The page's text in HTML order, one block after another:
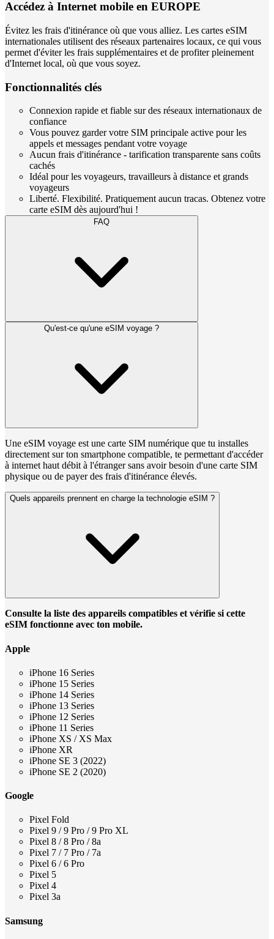
Accédez à Internet mobile en EUROPE
Évitez les frais d'itinérance où que vous alliez. Les cartes eSIM
internationales utilisent des réseaux partenaires locaux, ce qui vous
permet d'éviter les frais supplémentaires et de profiter pleinement
d'Internet local, où que vous soyez.
Fonctionnalités clés
Connexion rapide et fiable sur des réseaux internationaux de
confiance
Vous pouvez garder votre SIM principale active pour les
appels et messages pendant votre voyage
Aucun frais d'itinérance - tarification transparente sans coûts
cachés
Idéal pour les voyageurs, travailleurs à distance et grands
voyageurs
Liberté. Flexibilité. Pratiquement aucun tracas. Obtenez votre
carte eSIM dès aujourd'hui !
FAQ
Qu'est-ce qu'une eSIM voyage ?
Une eSIM voyage est une carte SIM numérique que tu installes
directement sur ton smartphone compatible, te permettant d'accéder
à internet haut débit à l'étranger sans avoir besoin d'une carte SIM
physique ou de payer des frais d'itinérance élevés.
Quels appareils prennent en charge la technologie eSIM ?
Consulte la liste des appareils compatibles et vérifie si cette
eSIM fonctionne avec ton mobile.
Apple
iPhone 16 Series
iPhone 15 Series
iPhone 14 Series
iPhone 13 Series
iPhone 12 Series
iPhone 11 Series
iPhone XS / XS Max
iPhone XR
iPhone SE 3 (2022)
iPhone SE 2 (2020)
Google
Pixel Fold
Pixel 9 / 9 Pro / 9 Pro XL
Pixel 8 / 8 Pro / 8a
Pixel 7 / 7 Pro / 7a
Pixel 6 / 6 Pro
Pixel 5
Pixel 4
Pixel 3a
Samsung